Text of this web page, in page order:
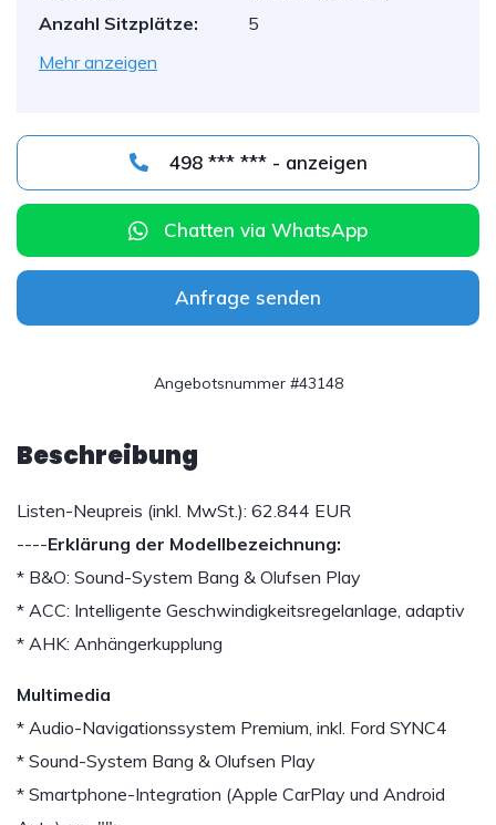
Anzahl Sitzplätze:
5
Mehr anzeigen
498 *** *** - anzeigen
Chatten via WhatsApp
Anfrage senden
Angebotsnummer #43148
Beschreibung
Listen-Neupreis (inkl. MwSt.): 62.844 EUR
----Erklärung der Modellbezeichnung:
* B&O: Sound-System Bang & Olufsen Play
* ACC: Intelligente Geschwindigkeitsregelanlage, adaptiv
* AHK: Anhängerkupplung
Multimedia
* Audio-Navigationssystem Premium, inkl. Ford SYNC4
* Sound-System Bang & Olufsen Play
* Smartphone-Integration (Apple CarPlay und Android